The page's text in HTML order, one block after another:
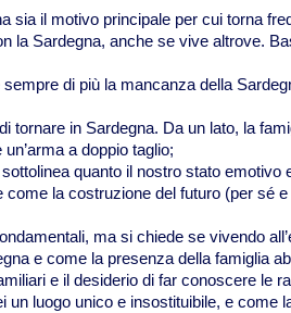
sia il motivo principale per cui torna
la Sardegna, anche se vive altrove.
di più la mancanza della
in Sardegna. Da un lato, la
a doppio taglio;
quanto il nostro stato
la costruzione del futuro (per sé
ma si chiede se vivendo
e come la presenza della famiglia
e il desiderio di far conoscere le
luogo unico e insostituibile, e come